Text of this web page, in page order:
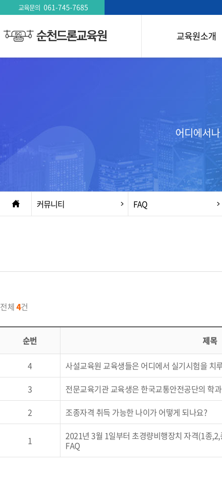
교육문의 061-745-7685
교육원소개
오시는길
어디에서
커뮤니티 FAQ
전체 4건
순번 제목
4
사설교육원 교육생들은 어디에서 실기시험을 치
3
전문교육기관 교육생은 한국교통안전공단의 학
2
조종자격 취득 가능한 나이가 어떻게 되나요?
1
2021년 3월 1일부터 초경량비행장치 자격(1종
FAQ